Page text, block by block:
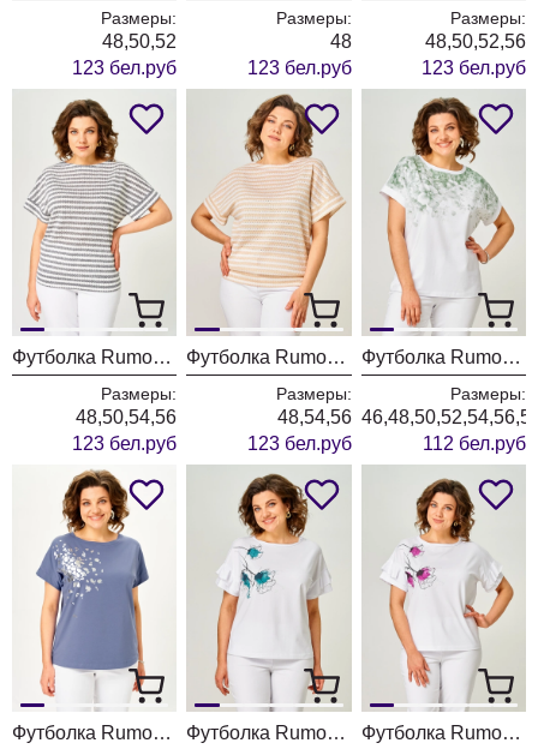
Размеры:
48,50,52
123 бел.руб
Размеры:
48
123 бел.руб
Размеры:
48,50,52,56
123 бел.руб
Футболка Rumoda 2262 графитовый
Размеры:
48,50,54,56
123 бел.руб
Футболка Rumoda 2262 бежевый
Размеры:
48,54,56
123 бел.руб
Футболка Rumoda 2258 зеленый+белый
Размеры:
112 бел.руб
Футболка Rumoda 2252 индиго Футболка Rumoda 2069 белый/бирюза Футболка Rumoda 2069 белый/лаванда